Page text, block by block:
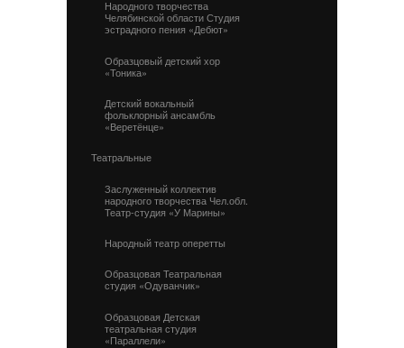
Народного творчества
Челябинской области Студия
эстрадного пения «Дебют»
Образцовый детский хор
«Тоника»
Детский вокальный
фольклорный ансамбль
«Веретёнце»
Театральные
Заслуженный коллектив
народного творчества Чел.обл.
Театр-студия «У Марины»
Народный театр оперетты
Образцовая Театральная
студия «Одуванчик»
Образцовая Детская
театральная студия
«Параллели»